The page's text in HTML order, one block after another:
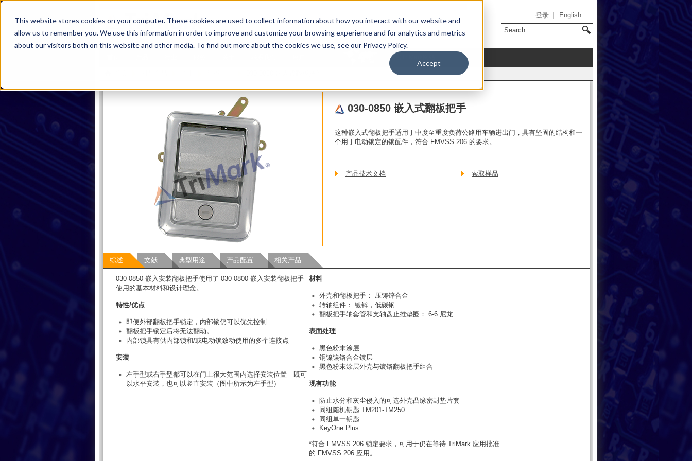
This website stores cookies on your computer. These cookies are used to collect information about how you interact with our website and
allow us to remember you. We use this information in order to improve and customize your browsing experience and for analytics and metrics
about our visitors both on this website and other media. To find out more about the cookies we use, see our Privacy Policy.
Accept
登录 English
其它TriMark网站
030-0850 嵌入式翻板把手
这种嵌入式翻板把手适用于中度至重度负荷公路用车辆进出门，具有坚固的结构和一
个用于电动锁定的锁配件，符合 FMVSS 206 的要求。
产品技术文档 索取样品
综述 文献 典型用途 产品配置 相关产品
030-0850 嵌入安装翻板把手使用了 030-0800 嵌入安装翻板把手
使用的基本材料和设计理念。
特性/优点
即便外部翻板把手锁定，内部锁仍可以优先控制
翻板把手锁定后将无法翻动。
内部锁具有供内部锁和/或电动锁致动使用的多个连接点
安装
左手型或右手型都可以在门上很大范围内选择安装位置—既可
以水平安装，也可以竖直安装（图中所示为左手型）
材料
外壳和翻板把手： 压铸锌合金
转轴组件： 镀锌，低碳钢
翻板把手轴套管和支轴盘止推垫圈： 6-6 尼龙
表面处理
黑色粉末涂层
铜镍镍铬合金镀层
黑色粉末涂层外壳与镀铬翻板把手组合
现有功能
防止水分和灰尘侵入的可选外壳凸缘密封垫片套
同组随机钥匙 TM201-TM250
同组单一钥匙
KeyOne Plus
*符合 FMVSS 206 锁定要求，可用于仍在等待 TriMark 应用批准
的 FMVSS 206 应用。